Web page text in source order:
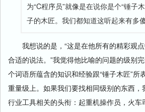
为“C程序员”就像是在说你是个“锤子
子的木匠。我们都知道这听起来有多傻
我想说的是，“这是在他所有的精彩观点
合适的说法。”我觉得他比喻的问题的级别
个词语所蕴含的知识和经验跟“锤子木匠”所
重量级上。如果我们要找相同级别的东西
行业工具相关的头衔：起重机操作员，火车